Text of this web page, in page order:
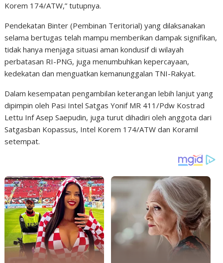
Korem 174/ATW,” tutupnya.
Pendekatan Binter (Pembinan Teritorial) yang dilaksanakan
selama bertugas telah mampu memberikan dampak signifikan,
tidak hanya menjaga situasi aman kondusif di wilayah
perbatasan RI-PNG, juga menumbuhkan kepercayaan,
kedekatan dan menguatkan kemanunggalan TNI-Rakyat.
Dalam kesempatan pengambilan keterangan lebih lanjut yang
dipimpin oleh Pasi Intel Satgas Yonif MR 411/Pdw Kostrad
Lettu Inf Asep Saepudin, juga turut dihadiri oleh anggota dari
Satgasban Kopassus, Intel Korem 174/ATW dan Koramil
setempat.